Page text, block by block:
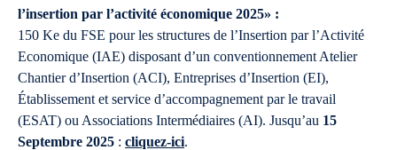
l’insertion par l’activité économique 2025» :
150 Ke du FSE pour les structures de l’Insertion par l’Activité
Economique (IAE) disposant d’un conventionnement Atelier
Chantier d’Insertion (ACI), Entreprises d’Insertion (EI),
Établissement et service d’accompagnement par le travail
(ESAT) ou Associations Intermédiaires (AI). Jusqu’au 15
Septembre 2025 : cliquez-ici.